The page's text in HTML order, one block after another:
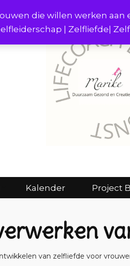
die willen werken
| Zelfliefde|
Kalender Project
Consulten en
van zelfliefde voor